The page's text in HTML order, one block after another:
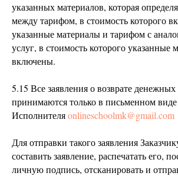
указанных материалов, которая
между тарифом, в стоимость которого
указанные материалы и тарифом с
услуг, в стоимость которого указанные
включены.
5.15 Все заявления о возврате денежных
принимаются только в письменном
Исполнителяonlineschoolmk@gmail.com
Для отправки такого заявления
составить заявление, распечатать его,
личную подпись, отсканировать и